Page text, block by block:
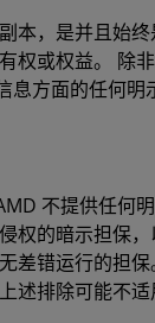
本，是并且始
或权益。 除
息方面的任何明
不提供任何
权的暗示担保
差错运行的
述排除可能不